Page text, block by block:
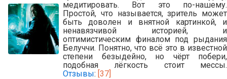
медитировать. Вот это по-нашему.
Простой, что называется, зритель может
быть доволен и внятной картинкой, и
ненавязчивой историей, и
оптимистическим финалом под рыдания
Белуччи. Понятно, что всё это в известной
степени безыдейно, но чёрт побери,
подобная лёгкость стоит мессы.
Отзывы: [37]